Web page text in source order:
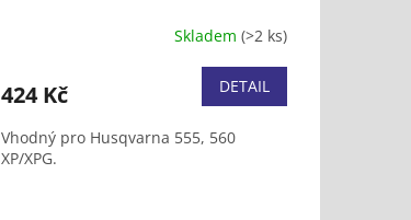
Skladem (>2 ks)
424 Kč DETAIL
Vhodný pro Husqvarna 555, 560
XP/XPG.